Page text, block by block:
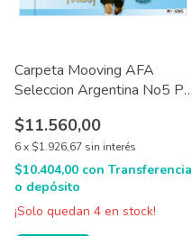
Carpeta Mooving AFA
Seleccion Argentina No5 P/
$11.560,00
6x $1.926,67 sin interés
$10.404,00 con Transferencia
o depósito
¡Solo quedan 4 en stock!